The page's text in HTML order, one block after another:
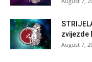
zvijezde
August 7,